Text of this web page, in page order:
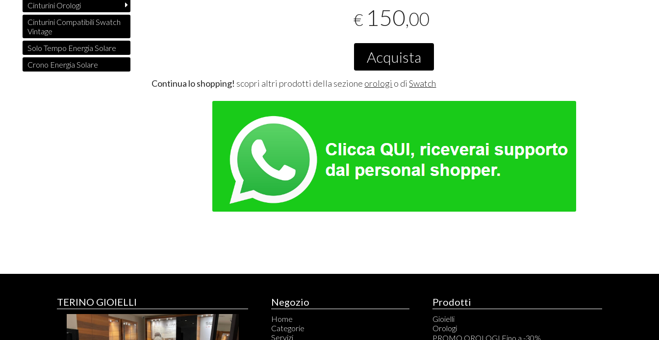
€ 150,00
Acquista
Continua lo shopping! scopri altri prodotti della sezione orologi o diSwatch
Cinturini Orologi
Cinturini Compatibili Swatch
Vintage
Solo Tempo Energia Solare
Crono Energia Solare
TERINO GIOIELLI Negozio
Home
Categorie
Servizi
Prodotti
Gioielli
Orologi
Crono Automatici
PROMO OROLOGI Fino a -30%